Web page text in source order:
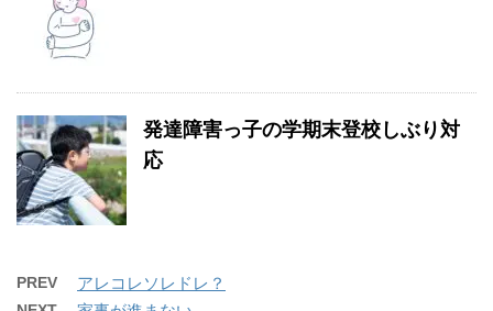
発達障害っ子の学期末登校しぶり対
応
PREV アレコレソレドレ？